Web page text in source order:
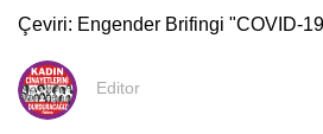
Çeviri: Engender Brifingi "COVID-
Editor